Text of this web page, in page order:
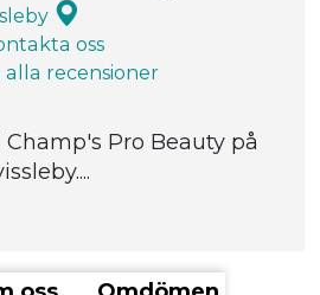
oss
alla recensioner
Pro Beauty på